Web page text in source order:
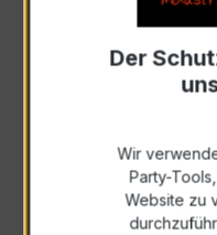
Art. Nr.:57769
Zur
Der
Wir
Party-
Website zu